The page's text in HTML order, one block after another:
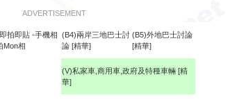
ADVERTISEMENT
拍即貼 -手機相
Mon相
(B4)兩岸三地巴士討
論 [精華]
(B5)外地巴士討論
[精華]
(V)私家車,商用車,政府及特種車輛 [精
華]